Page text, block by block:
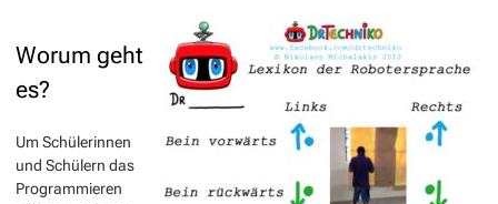
Worum geht
es?
Um Schülerinnen
und Schülern das
Programmieren